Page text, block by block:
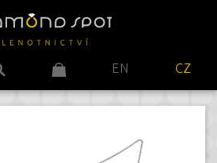
EN CZ